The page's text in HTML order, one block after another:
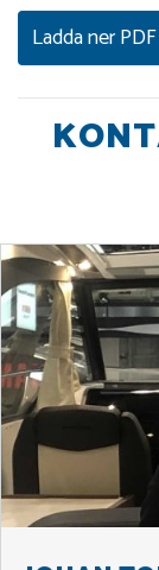
Ladda ner PDF